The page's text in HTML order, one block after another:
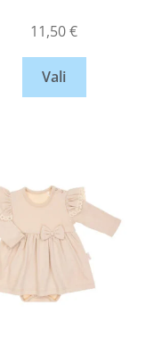
11,50€
Vali